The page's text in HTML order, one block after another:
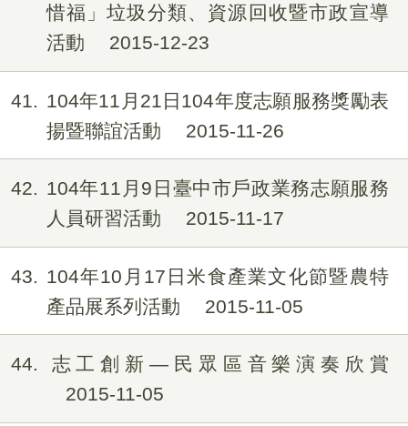
惜福」垃圾分類、資源回收暨市政宣導
活動
2015-12-23
41
104年11月21日104年度志願服務獎勵表
揚暨聯誼活動
2015-11-26
42
104年11月9日臺中市戶政業務志願服務
人員研習活動
2015-11-17
43
104年10月17日米食產業文化節暨農特
產品展系列活動
2015-11-05
44
志工創新—民眾區音樂演奏欣賞
2015-11-05